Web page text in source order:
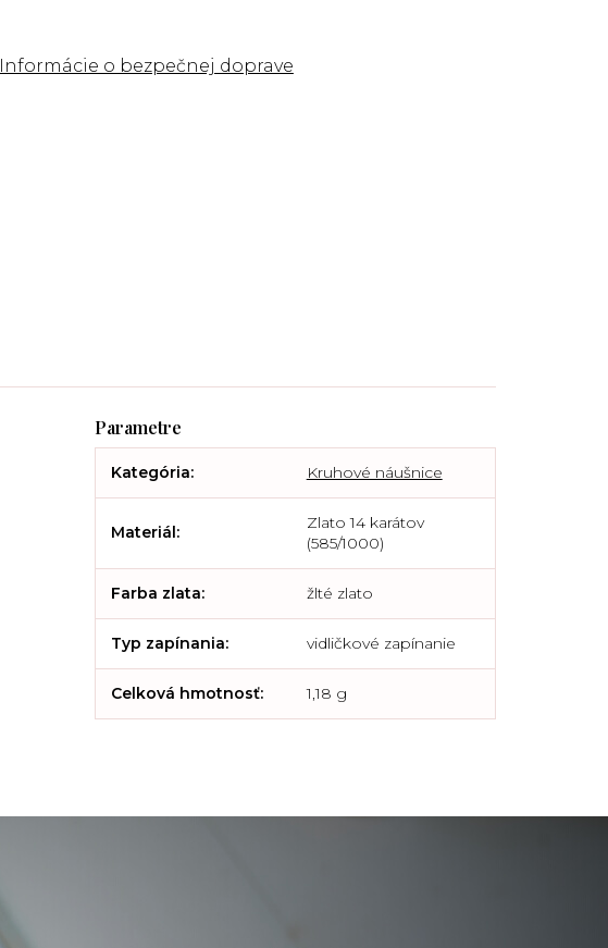
Informácie o bezpečnej doprave
Kategória: Kruhové náušnice
Materiál:
Zlato 14 karátov
(585/1000)
Farba zlata: žlté zlato
Typ zapínania: vidličkové zapínanie
Celková hmotnosť: 1,18 g